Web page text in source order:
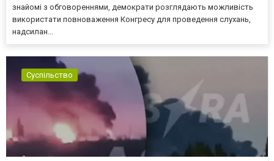
знайомі з обговореннями, демократи розглядають можливість
використати повноваження Конгресу для проведення слухань,
надсилан...
Суспільство